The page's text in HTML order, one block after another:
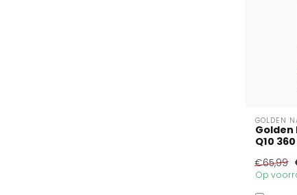
GOLDEN
Golden
Q10
€65,99
Op